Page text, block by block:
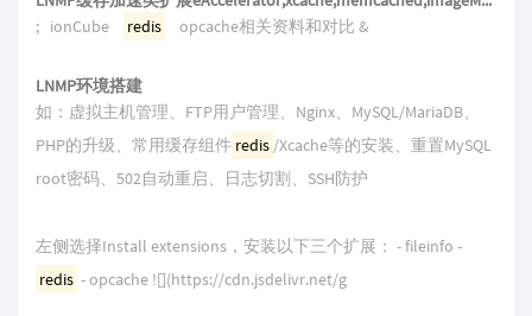
; ionCube
redis opcache相关资料和对比 &
LNMP环境搭建
如：虚拟主机管理、FTP用户管理、Nginx、MySQL/MariaDB、
PHP的升级、常用缓存组件 redis /Xcache等的安装、重置MySQL
root密码、502自动重启、日志切割、SSH防护
左侧选择Install extensions，安装以下三个扩展： - fileinfo -
redis - opcache ![](https://cdn.jsdelivr.net/g